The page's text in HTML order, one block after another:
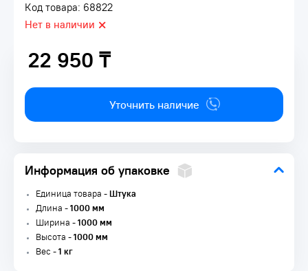
Код товара: 68822
Нет в наличии
22 950 ₸
22 950 ₸
Уточнить наличие
Информация об упаковке
Единица товара -Штука
Длина -1000 мм
Ширина -1000 мм
Высота -1000 мм
Вес -1 кг